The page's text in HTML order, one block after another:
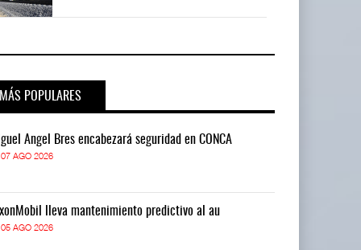
MÁS POPULARES
Ángel Bres encabezará seguridad en CONCA
07 AGO 2026
lleva mantenimiento predictivo al au
05 AGO 2026